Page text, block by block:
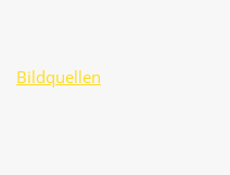
Bildquellen